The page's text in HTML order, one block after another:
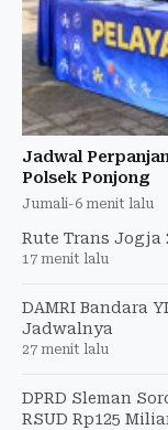
Jadwal
Polsek Ponjong
Jumali-6 menit lalu
Rute Trans Jogja
17 menit lalu
DAMRI Bandara
Jadwalnya
27 menit lalu
DPRD Sleman
RSUD Rp125